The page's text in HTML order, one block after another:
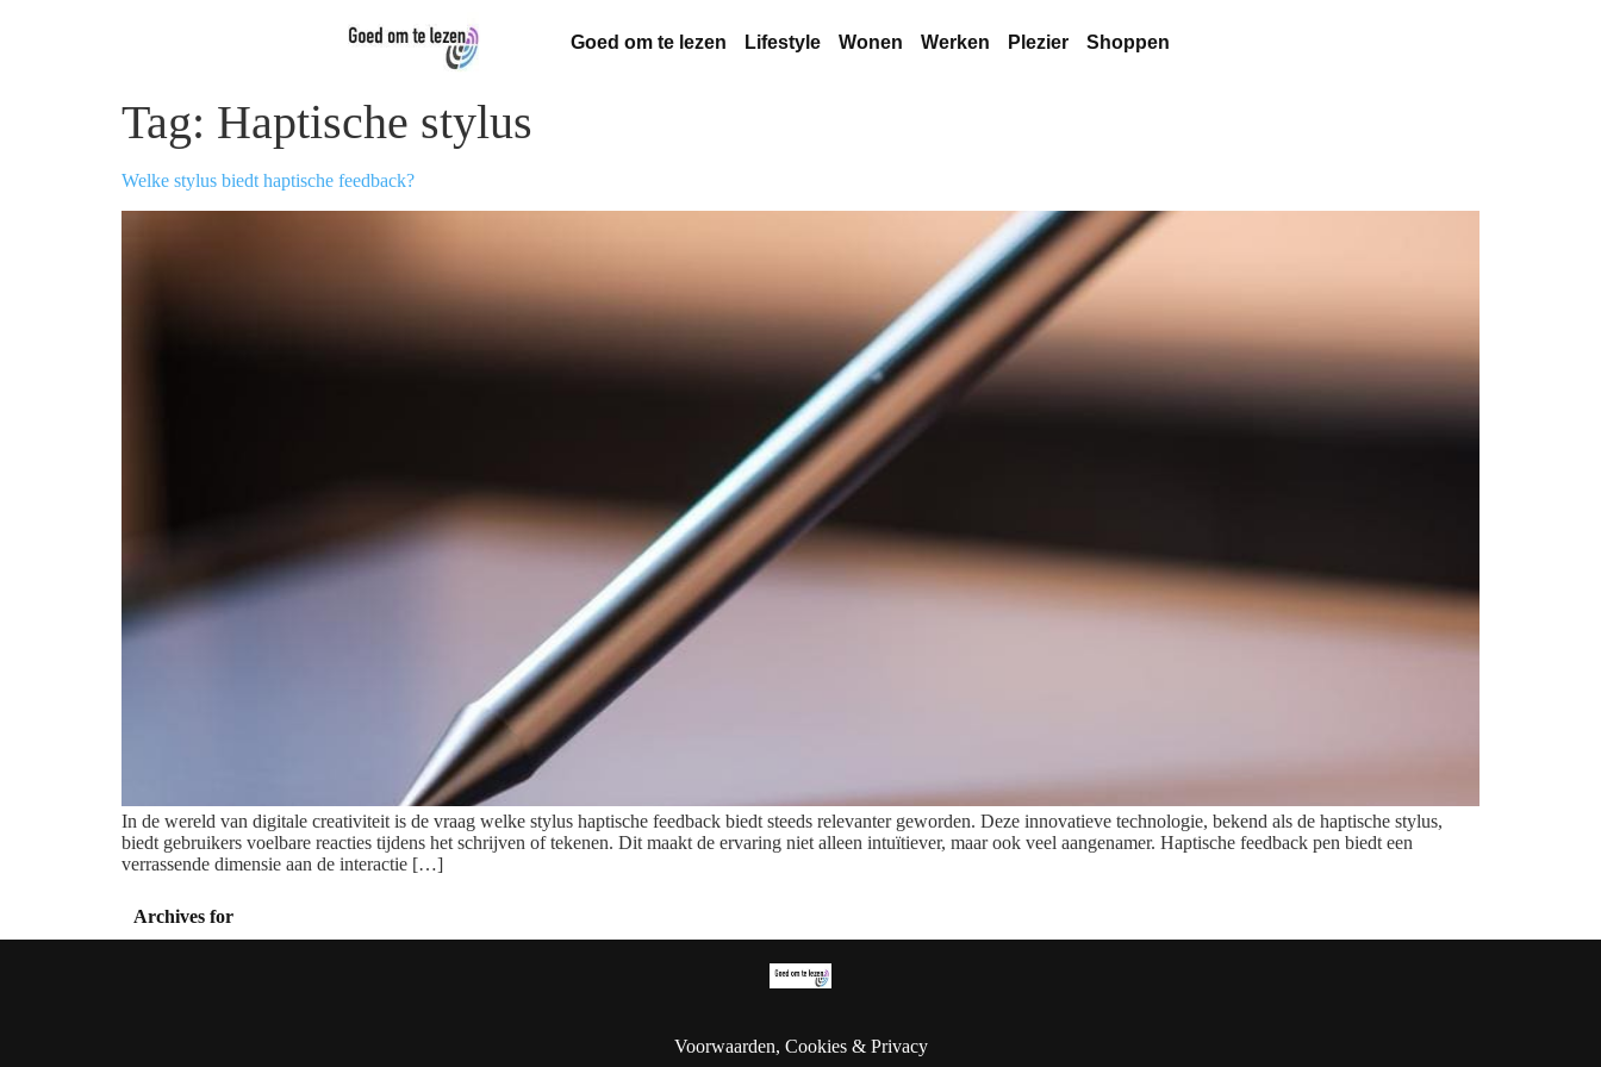
Goed om te lezen Lifestyle Wonen Werken Plezier Shoppen
Tag: Haptische stylus
Welke stylus biedt haptische feedback?
In de wereld van digitale creativiteit is de vraag welke stylus haptische feedback biedt steeds relevanter geworden. Deze innovatieve technologie, bekend als de haptische stylus,
biedt gebruikers voelbare reacties tijdens het schrijven of tekenen. Dit maakt de ervaring niet alleen intuïtiever, maar ook veel aangenamer. Haptische feedback pen biedt een
verrassende dimensie aan de interactie […]
Archives for
Voorwaarden, Cookies & Privacy